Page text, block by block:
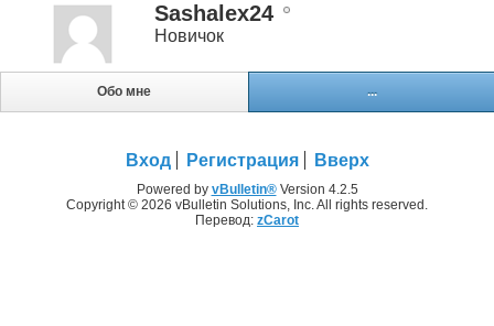
Sashalex24
Новичок
Обо мне ...
Вход Регистрация Вверх
Powered by vBulletin®Version 4.2.5
Copyright © 2026 vBulletin Solutions, Inc. All rights reserved.
Перевод: zCarot